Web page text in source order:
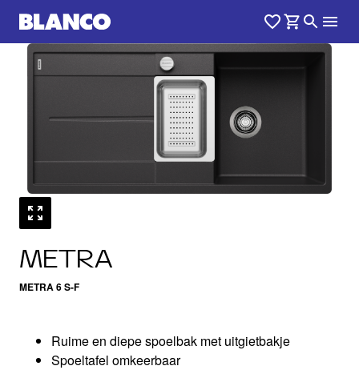
METRA
METRA 6 S-F
Ruime en diepe spoelbak met uitgietbakje
Spoeltafel omkeerbaar